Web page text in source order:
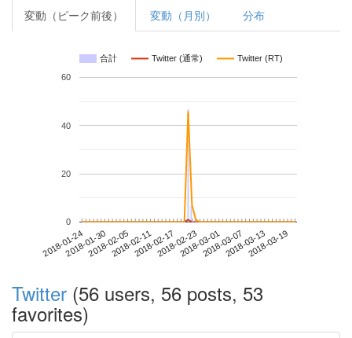
変動（ピーク前後） 変動（月別） 分布
合計 Twitter (通常) Twitter (RT)
2018-01-242018-01-302018-02-052018-02-112018-02-172018-02-232018-03-012018-03-072018-03-132018-03-19
0
20
40
60
Twitter (56 users, 56 posts, 53
favorites)